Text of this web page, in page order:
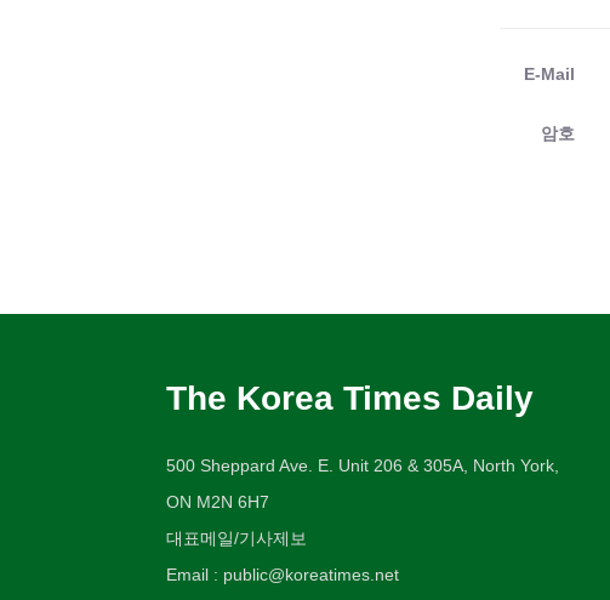
E-Mail
암호
The Korea Times Daily
500 Sheppard Ave. E. Unit 206 & 305A, North York,
ON M2N 6H7
대표메일/기사제보
Email : public@koreatimes.net